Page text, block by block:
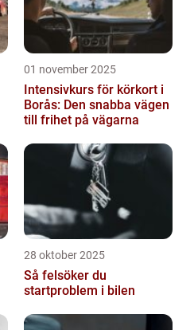
01 november 2025
Intensivkurs för körkort i
Borås: Den snabba vägen
till frihet på vägarna
28 oktober 2025
Så felsöker du
startproblem i bilen